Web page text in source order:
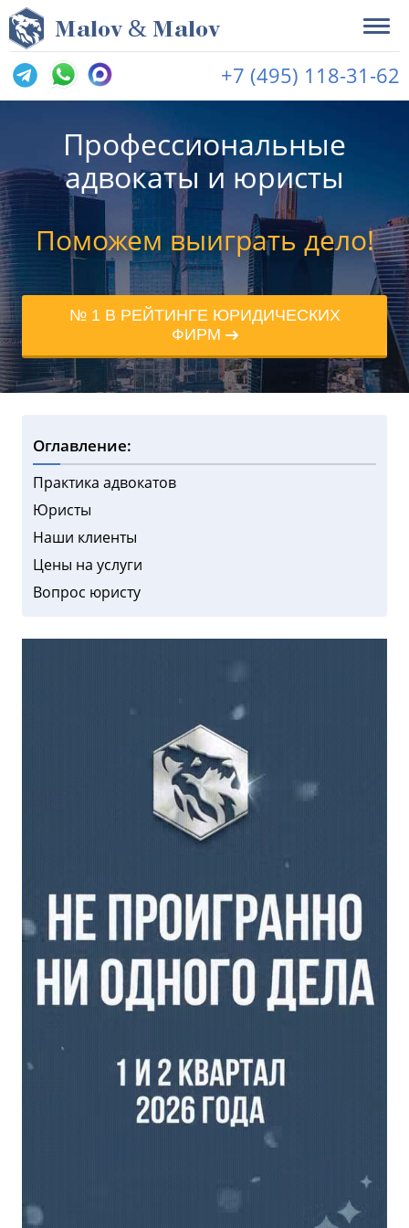
Malov & Malov
+7 (495) 118-31-62
Профессиональные
адвокаты и юристы
Поможем выиграть дело!
№ 1 В РЕЙТИНГЕ ЮРИДИЧЕСКИХ
ФИРМ
Оглавление:
Практика адвокатов
Юристы
Наши клиенты
Цены на услуги
Вопрос юристу